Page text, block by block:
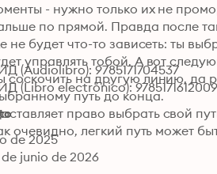
- нужно только их не
по прямой. Правда после
не будет что-то зависеть: ты
управлять тобой. А вот
на другую линию, да
путь до конца.
право выбрать свой
очевидно, легкий путь может
(Audiolibro): 9785171704537
(Libro electrónico):
de 2025
junio de 2026